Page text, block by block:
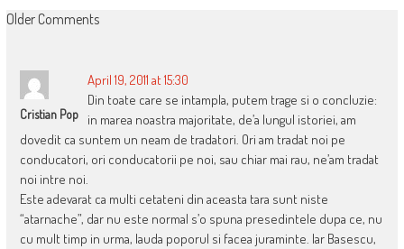
COMMENT
Older Comments
Cristian Pop
April 19, 2011 at 15:30
Din toate care se intampla, putem trage si o concluzie:
in marea noastra majoritate, de’a lungul istoriei, am
dovedit ca suntem un neam de tradatori. Ori am tradat noi pe
conducatori, ori conducatorii pe noi, sau chiar mai rau, ne’am tradat
noi intre noi.
Este adevarat ca multi cetateni din aceasta tara sunt niste
“atarnache”, dar nu este normal s’o spuna presedintele dupa ce, nu
cu mult timp in urma, lauda poporul si facea juraminte. Iar Basescu,